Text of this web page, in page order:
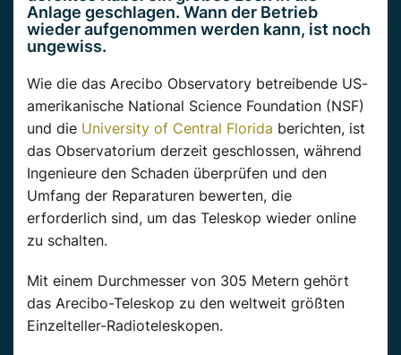
Anlage geschlagen. Wann der Betrieb
wieder aufgenommen werden kann, ist noch
ungewiss.
Wie die das Arecibo Observatory betreibende US-
amerikanische National Science Foundation (NSF)
und die University of Central Florida berichten, ist
das Observatorium derzeit geschlossen, während
Ingenieure den Schaden überprüfen und den
Umfang der Reparaturen bewerten, die
erforderlich sind, um das Teleskop wieder online
zu schalten.
Mit einem Durchmesser von 305 Metern gehört
das Arecibo-Teleskop zu den weltweit größten
Einzelteller-Radioteleskopen.